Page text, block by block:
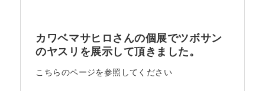
カワベマサヒロさんの個展でツボサン
のヤスリを展示して頂きました。
こちらのページを参照してください